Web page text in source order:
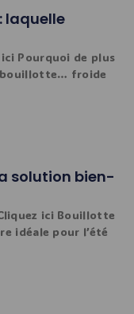
laquelle
ici Pourquoi de plus
bouillotte… froide
solution bien-
ici Bouillotte
idéale pour l’été